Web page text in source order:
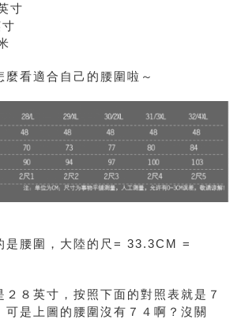
寸
麼看適合自己的腰圍啦～
是腰圍，大陸的尺= 33.3CM =
２８英寸，按照下面的對照表就是７
可是上圖的腰圍沒有７４啊？沒關